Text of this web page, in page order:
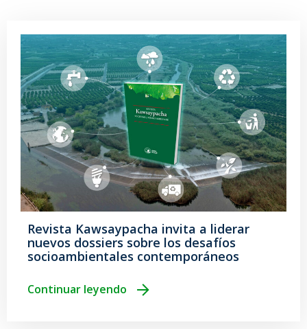
Revista Kawsaypacha invita a liderar
nuevos dossiers sobre los desafíos
socioambientales contemporáneos
Continuar leyendo